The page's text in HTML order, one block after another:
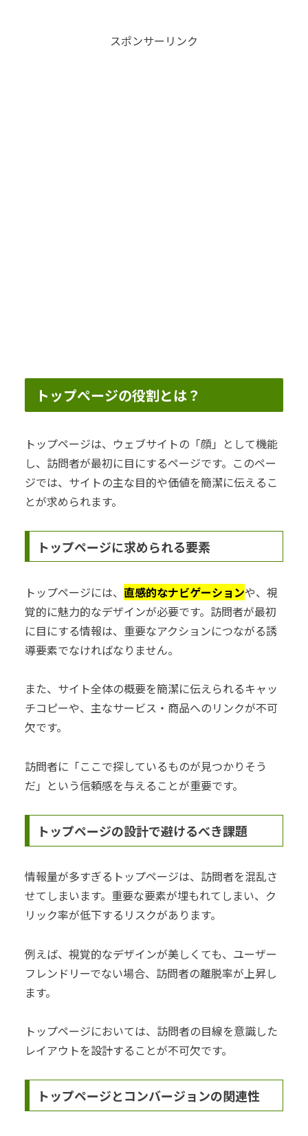
スポンサーリンク
トップページの役割とは？
トップページは、ウェブサイトの「顔」として機能
し、訪問者が最初に目にするページです。このペー
ジでは、サイトの主な目的や価値を簡潔に伝えるこ
とが求められます。
トップページに求められる要素
トップページには、 直感的なナビゲーションや、視
覚的に魅力的なデザインが必要です。訪問者が最初
に目にする情報は、重要なアクションにつながる誘
導要素でなければなりません。
また、サイト全体の概要を簡潔に伝えられるキャッ
チコピーや、主なサービス・商品へのリンクが不可
欠です。
訪問者に「ここで探しているものが見つかりそう
だ」という信頼感を与えることが重要です。
トップページの設計で避けるべき課題
情報量が多すぎるトップページは、訪問者を混乱さ
せてしまいます。重要な要素が埋もれてしまい、ク
リック率が低下するリスクがあります。
例えば、視覚的なデザインが美しくても、ユーザー
フレンドリーでない場合、訪問者の離脱率が上昇し
ます。
トップページにおいては、訪問者の目線を意識した
レイアウトを設計することが不可欠です。
トップページとコンバージョンの関連性